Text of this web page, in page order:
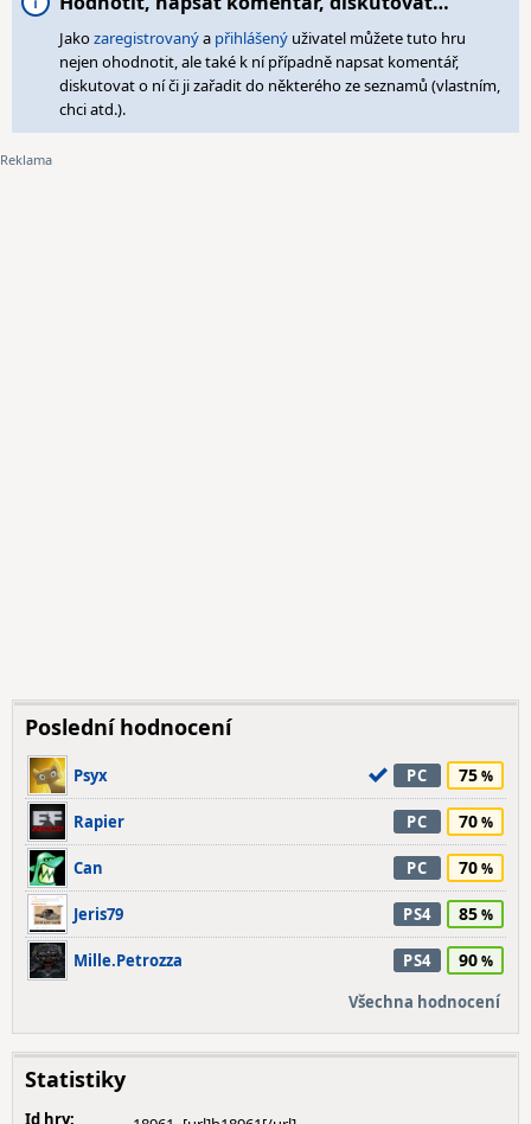
Jakozaregistrovanýa přihlášený uživatel můžete tuto hru
nejen ohodnotit, ale také k ní případně napsat komentář,
diskutovat o ní či ji zařadit do některého ze seznamů (vlastním,
chci atd.).
Poslední hodnocení
Psyx PC 75
Rapier PC 70
Can PC 70
Jeris79 PS4 85
Mille.Petrozza PS4 90
Všechna hodnocení
Statistiky
Id hry: